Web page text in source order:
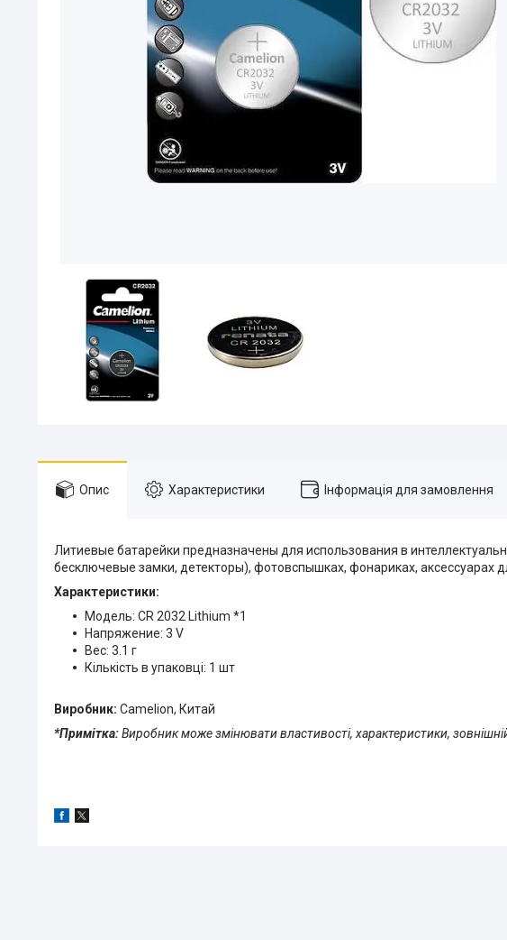
Опис Характеристики Інформація для замовлення
Литиевые батарейки предназначены для использования в
бесключевые замки, детекторы), фотовспышках, фонариках, аксессуарах
Характеристики:
Модель: CR 2032 Lithium *1
Напряжение: 3 V
Вес: 3.1 г
Кількість в упаковці: 1 шт
Виробник: Camelion, Китай
*Примітка:Виробник може змінювати властивості, характеристики,